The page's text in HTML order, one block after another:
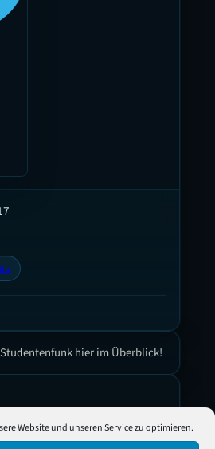
Website und unseren Service zu optimieren.
hier im Überblick!
schreiben